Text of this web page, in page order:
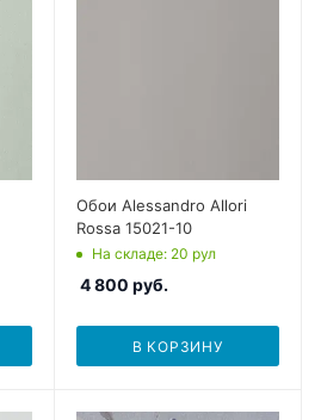
Обои Alessandro Allori
Rossa 15021-10
На складе: 20 рул
4 800 руб.
В КОРЗИНУ